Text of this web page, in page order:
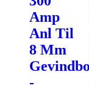
Amp
Anl Til
8 Mm
-